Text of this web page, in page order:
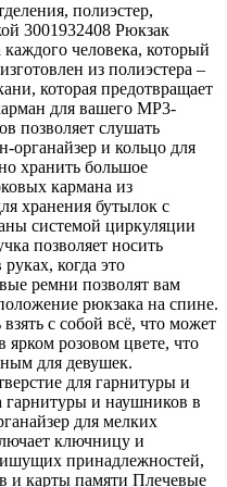
полиэстер,
3001932408 Рюкзак
человека, который
из полиэстера –
которая предотвращает
для вашего MP3-
позволяет слушать
органайзер и кольцо для
хранить большое
кармана из
хранения бутылок с
системой циркуляции
позволяет носить
когда это
ремни позволят вам
рюкзака на спине.
с собой всё, что может
розовом цвете, что
для девушек.
для гарнитуры и
гарнитуры и наушников в
для мелких
ключницу и
принадлежностей,
и карты памяти Плечевые